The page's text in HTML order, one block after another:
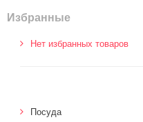
Избранные
Нет избранных товаров
Посуда